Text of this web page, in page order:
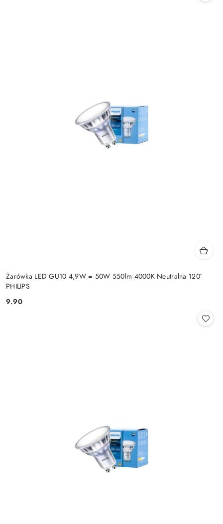
Żarówka LED GU10 4,9W = 50W 550lm 4000K Neutralna 120°
PHILIPS
Cena:
9.90